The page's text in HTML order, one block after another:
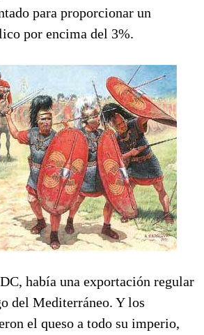
para proporcionar un
por encima del 3%.
había una exportación regular
del Mediterráneo. Y los
el queso a todo su imperio,